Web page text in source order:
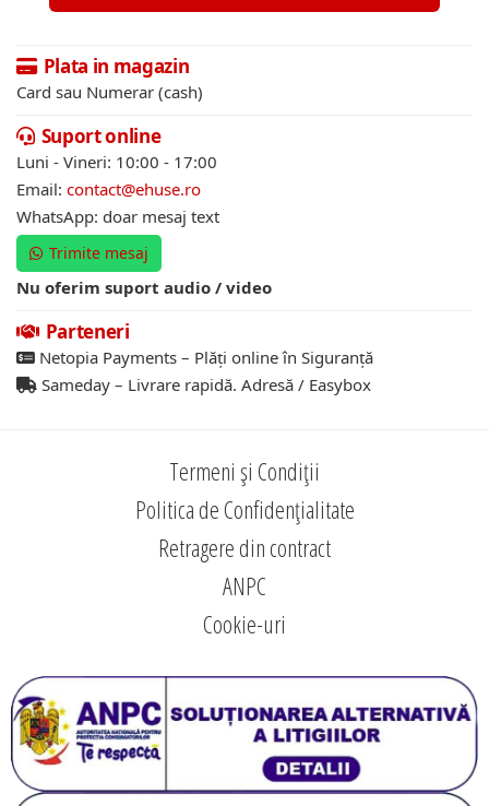
Plata in magazin
Card sau Numerar (cash)
Suport online
Luni - Vineri: 10:00 - 17:00
Email: contact@ehuse.ro
WhatsApp: doar mesaj text
Trimite mesaj
Nu oferim suport audio / video
Parteneri
Netopia Payments – Plăți online în Siguranță
Sameday – Livrare rapidă. Adresă / Easybox
Termeni și Condiții
Politica de Confidențialitate
Retragere din contract
ANPC
Cookie-uri